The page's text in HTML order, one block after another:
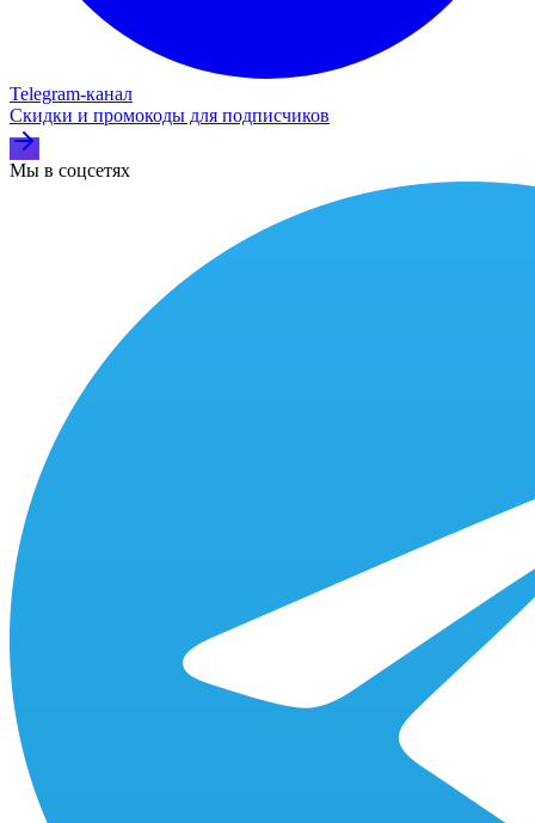
Telegram‑канал
Скидки и промокоды для подписчиков
Мы в соцсетях